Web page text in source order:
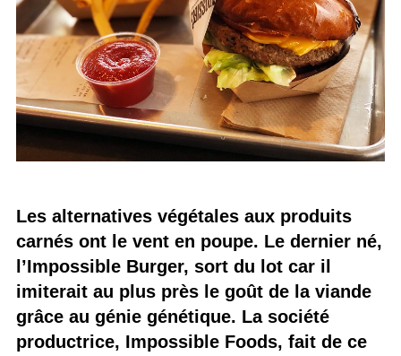
Les alternatives végétales aux produits
carnés ont le vent en poupe. Le dernier né,
l’Impossible Burger, sort du lot car il
imiterait au plus près le goût de la viande
grâce au génie génétique. La société
productrice, Impossible Foods, fait de ce